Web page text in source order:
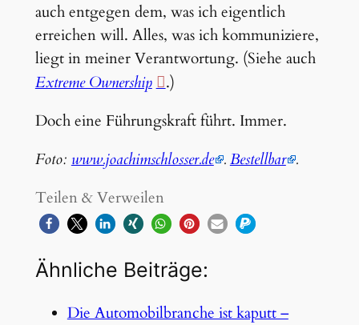
auch entgegen dem, was ich eigentlich
erreichen will. Alles, was ich kommuniziere,
liegt in meiner Verantwortung. (Siehe auch
Extreme Ownership
.)
Doch eine Führungskraft führt. Immer.
Foto: www.joachimschlosser.de .Bestellbar .
Teilen & Verweilen
Ähnliche Beiträge:
Die Automobilbranche ist kaputt –